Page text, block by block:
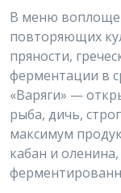
В меню
повторяющих
пряности,
ферментации в
«Варяги» —
рыба, дичь,
максимум
кабан и